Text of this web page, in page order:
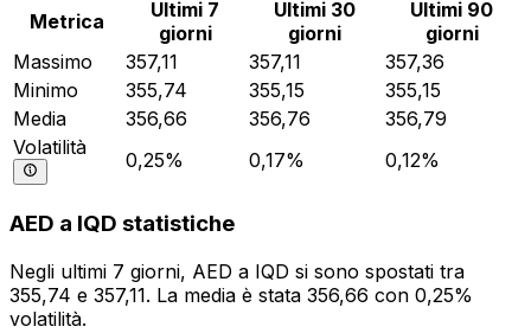
Metrica
Ultimi 7
giorni
Ultimi 30
giorni
Ultimi 90
giorni
Massimo
357,11 357,11
357,36
Minimo
355,74 355,15
355,15
Media
356,66 356,76
356,79
Volatilità
0,25% 0,17% 0,12%
AED a IQD statistiche
Negli ultimi 7 giorni, AED a IQD si sono spostati tra
355,74 e 357,11. La media è stata 356,66 con 0,25%
volatilità.